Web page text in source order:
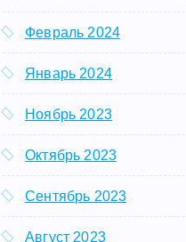
Февраль 2024
Январь 2024
Ноябрь 2023
Октябрь 2023
Сентябрь 2023
Август 2023